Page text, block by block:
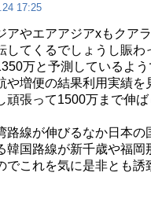
17:25
アやエアアジアxもクア
してくるでしょうし賑わ
万と予測しているよ
や増便の結果利用実績
頑張って1500万まで伸
路線が伸びるなか日本の
韓国路線が新千歳や福岡
でこれを気に是非とも誘